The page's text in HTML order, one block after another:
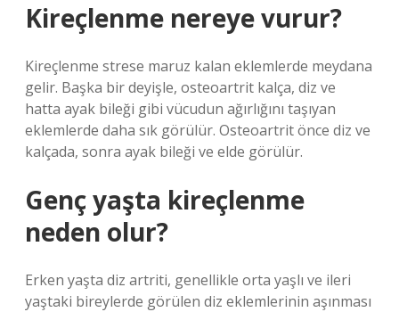
Kireçlenme nereye vurur?
Kireçlenme strese maruz kalan eklemlerde meydana
gelir. Başka bir deyişle, osteoartrit kalça, diz ve
hatta ayak bileği gibi vücudun ağırlığını taşıyan
eklemlerde daha sık görülür. Osteoartrit önce diz ve
kalçada, sonra ayak bileği ve elde görülür.
Genç yaşta kireçlenme
neden olur?
Erken yaşta diz artriti, genellikle orta yaşlı ve ileri
yaştaki bireylerde görülen diz eklemlerinin aşınması